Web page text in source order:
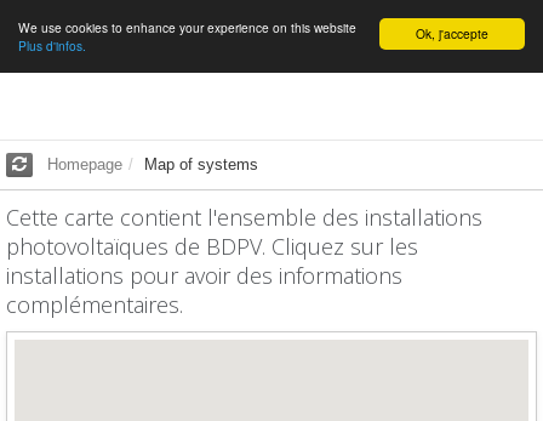
English Ok, j'accepte
We use cookies to enhance your experience on this website
Plus d'infos.
Homepage Map of systems
Cette carte contient l'ensemble des installations
photovoltaïques de BDPV. Cliquez sur les
installations pour avoir des informations
complémentaires.